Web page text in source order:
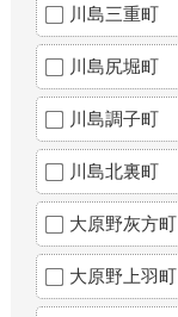
川島三重町
川島尻堀町
川島調子町
川島北裏町
大原野灰方町
大原野上羽町